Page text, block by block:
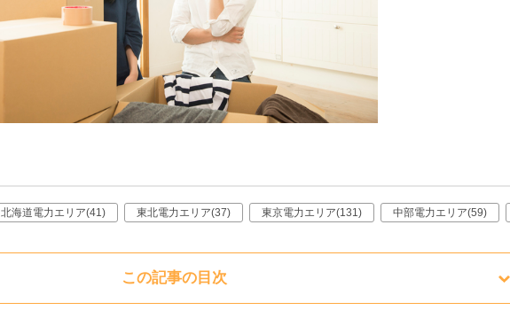
北海道電力エリア(41) 東北電力エリア(37) 東京電力エリア(131) 中部電力エリア(59)
この記事の目次